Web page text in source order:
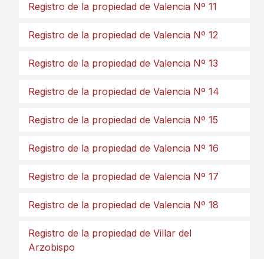
Registro de la propiedad de Valencia Nº 11
Registro de la propiedad de Valencia Nº 12
Registro de la propiedad de Valencia Nº 13
Registro de la propiedad de Valencia Nº 14
Registro de la propiedad de Valencia Nº 15
Registro de la propiedad de Valencia Nº 16
Registro de la propiedad de Valencia Nº 17
Registro de la propiedad de Valencia Nº 18
Registro de la propiedad de Villar del
Arzobispo